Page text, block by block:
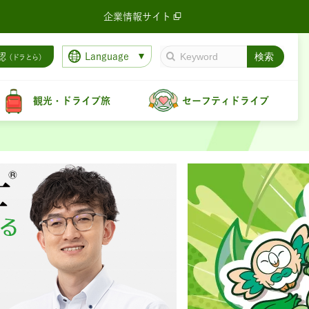
企業情報サイト
（ドラとら） Language
観光・ドライブ旅 セーフティドライブ